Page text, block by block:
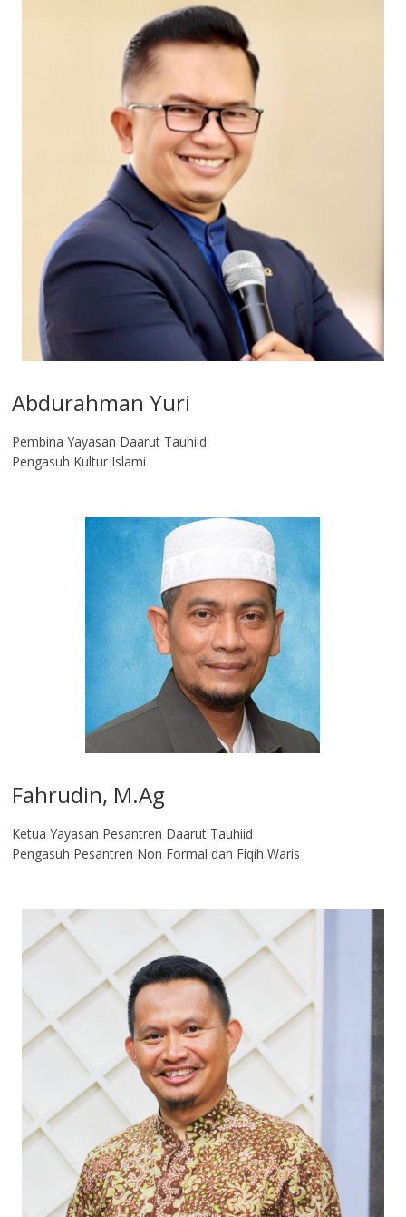
Abdurahman Yuri
Pembina Yayasan Daarut Tauhiid
Pengasuh Kultur Islami
Fahrudin, M.Ag​
Ketua Yayasan Pesantren Daarut Tauhiid
Pengasuh Pesantren Non Formal dan Fiqih Waris